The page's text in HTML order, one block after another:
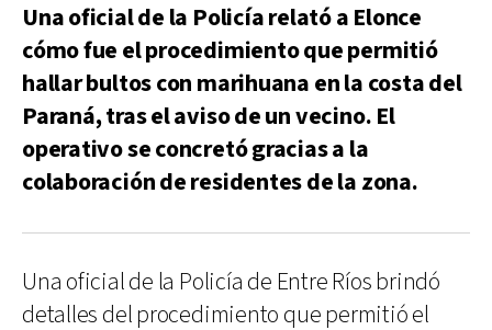
Una oficial de la Policía relató a Elonce
cómo fue el procedimiento que permitió
hallar bultos con marihuana en la costa del
Paraná, tras el aviso de un vecino. El
operativo se concretó gracias a la
colaboración de residentes de la zona.
Una oficial de la Policía de Entre Ríos brindó
detalles del procedimiento que permitió el